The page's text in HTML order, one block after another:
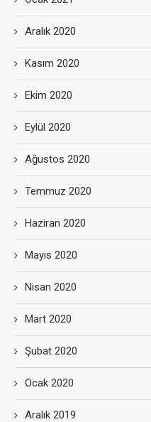
Aralık 2020
Kasım 2020
Ekim 2020
Eylül 2020
Ağustos 2020
Temmuz 2020
Haziran 2020
Mayıs 2020
Nisan 2020
Mart 2020
Şubat 2020
Ocak 2020
Aralık 2019